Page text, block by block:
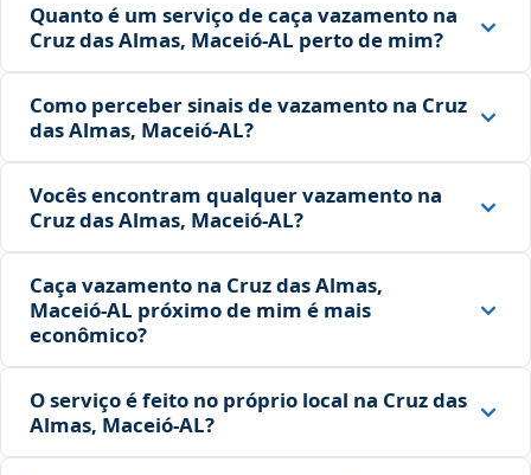
Quanto é um serviço de caça vazamento na
Cruz das Almas, Maceió‑AL perto de mim?
Como perceber sinais de vazamento na Cruz
das Almas, Maceió‑AL?
Vocês encontram qualquer vazamento na
Cruz das Almas, Maceió‑AL?
Caça vazamento na Cruz das Almas,
Maceió‑AL próximo de mim é mais
econômico?
O serviço é feito no próprio local na Cruz das
Almas, Maceió‑AL?